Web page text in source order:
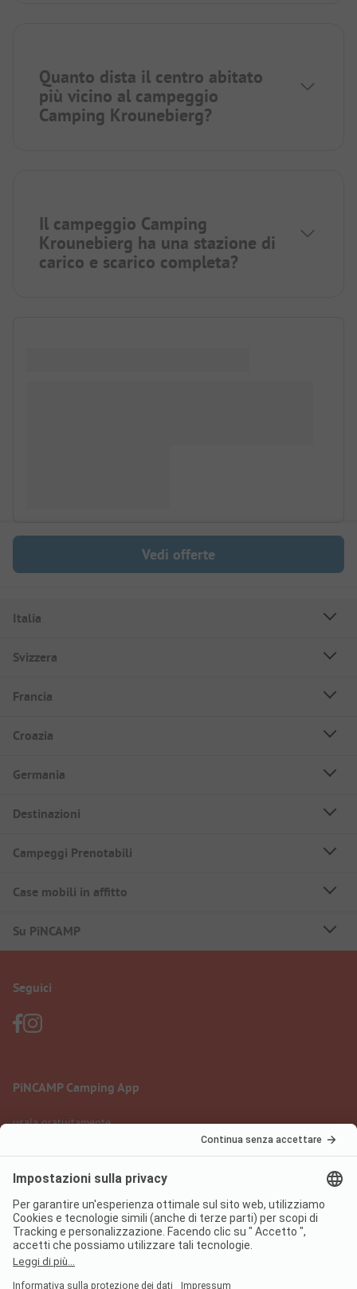
Quanto dista il centro abitato
più vicino al campeggio
Camping Krounebierg?
Il campeggio Camping
Krounebierg ha una stazione di
carico e scarico completa?
Vedi offerte
Italia
Svizzera
Francia
Croazia
Germania
Destinazioni
Campeggi Prenotabili
Case mobili in affitto
Su PiNCAMP
Seguici
PiNCAMP Camping App
usala gratuitamente
Informazione legale
Protezione dati
Condizioni d'uso
Regolamento sui servizi digitali